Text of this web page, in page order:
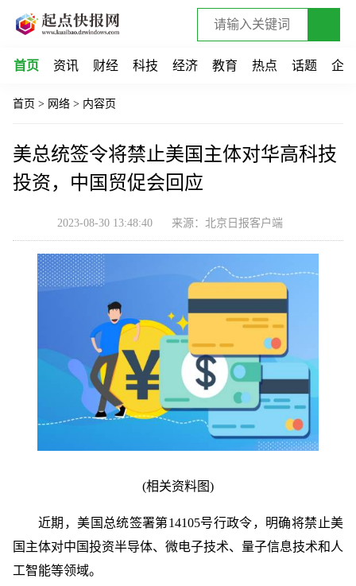
首页 资讯 财经 科技 经济 教育 热点 话题 企业
首页 > 网络 > 内容页
美总统签令将禁止美国主体对华高科技
投资，中国贸促会回应
2023-08-30 13:48:40 来源：北京日报客户端
(相关资料图)
近期，美国总统签署第14105号行政令，明确将禁止美
国主体对中国投资半导体、微电子技术、量子信息技术和人
工智能等领域。